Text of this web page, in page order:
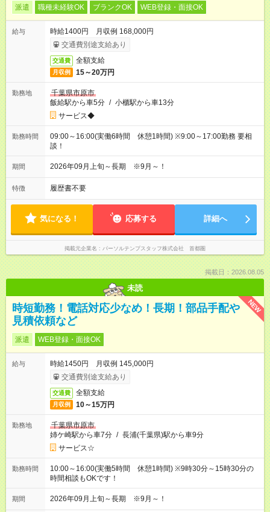
派遣 職種未経験OK ブランクOK WEB登録・面接OK
給与
時給1400円 月収例 168,000円
交通費別途支給あり
交通費 全額支給
月収例 15～20万円
勤務地
千葉県市原市
飯給駅から車5分 / 小櫃駅から車13分
サービス◆
勤務時間
09:00～16:00(実働6時間 休憩1時間) ※9:00～17:00勤務 要相
談！
期間 2026年09月上旬～長期 ※9月～！
特徴 履歴書不要
気になる！ 応募する 詳細へ
掲載元企業名 パーソルテンプスタッフ株式会社 首都圏
掲載日：2026.08.05
未読
NEW
時短勤務！電話対応少なめ！長期！部品手配や
見積依頼など
派遣 WEB登録・面接OK
給与
時給1450円 月収例 145,000円
交通費別途支給あり
交通費 全額支給
月収例 10～15万円
勤務地
千葉県市原市
姉ケ崎駅から車7分 / 長浦(千葉県)駅から車9分
サービス☆
勤務時間
10:00～16:00(実働5時間 休憩1時間) ※9時30分～15時30分の
時間相談もOKです！
期間 2026年09月上旬～長期 ※9月～！